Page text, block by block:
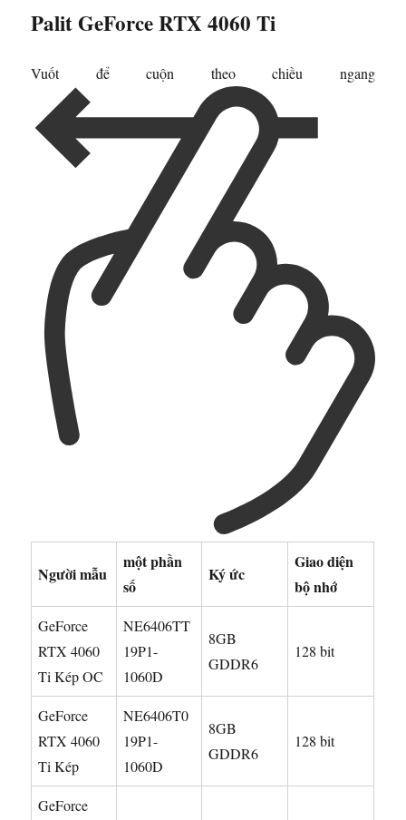
Palit GeForce RTX 4060 Ti
Vuốt để cuộn theo chiều ngang
Người mẫu
một phần
số
Ký ức
Giao diện
bộ nhớ
GeForce
RTX 4060
Ti Kép OC
NE6406TT
19P1-
1060D
8GB
GDDR6
128 bit
GeForce
RTX 4060
Ti Kép
NE6406T0
19P1-
1060D
8GB
GDDR6
128 bit
GeForce